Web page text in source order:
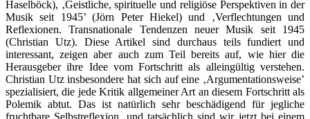
Haselböck), ‚Geistliche, spirituelle und religiöse Perspektiven in der
Musik seit 1945’ (Jörn Peter Hiekel) und ‚Verflechtungen und
Reflexionen. Transnationale Tendenzen neuer Musik seit 1945
(Christian Utz). Diese Artikel sind durchaus teils fundiert und
interessant, zeigen aber auch zum Teil bereits auf, wie hier die
Herausgeber ihre Idee vom Fortschritt als alleingültig verstehen.
Christian Utz insbesondere hat sich auf eine ‚Argumentationsweise’
spezialisiert, die jede Kritik allgemeiner Art an diesem Fortschritt als
Polemik abtut. Das ist natürlich sehr beschädigend für jegliche